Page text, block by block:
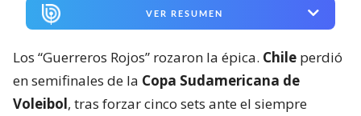
VER RESUMEN
Los “Guerreros Rojos” rozaron la épica. Chile perdió
en semifinales de la Copa Sudamericana de
Voleibol, tras forzar cinco sets ante el siempre